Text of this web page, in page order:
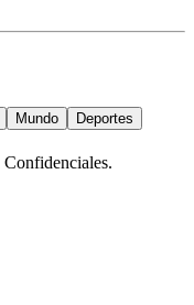
Mundo
Deportes
Confidenciales.